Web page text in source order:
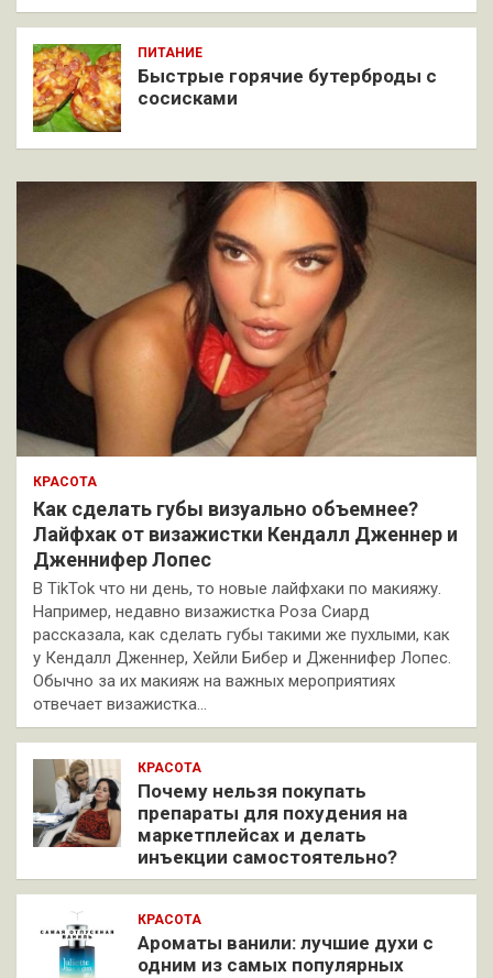
ПИТАНИЕ
Быстрые горячие бутерброды с
сосисками
КРАСОТА
Как сделать губы визуально объемнее?
Лайфхак от визажистки Кендалл Дженнер и
Дженнифер Лопес
В TikTok что ни день, то новые лайфхаки по макияжу.
Например, недавно визажистка Роза Сиард
рассказала, как сделать губы такими же пухлыми, как
у Кендалл Дженнер, Хейли Бибер и Дженнифер Лопес.
Обычно за их макияж на важных мероприятиях
отвечает визажистка…
КРАСОТА
Почему нельзя покупать
препараты для похудения на
маркетплейсах и делать
инъекции самостоятельно?
КРАСОТА
Ароматы ванили: лучшие духи с
одним из самых популярных